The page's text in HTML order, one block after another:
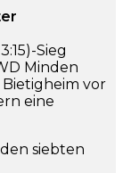
Sieg
Minden
vor
eine
siebten